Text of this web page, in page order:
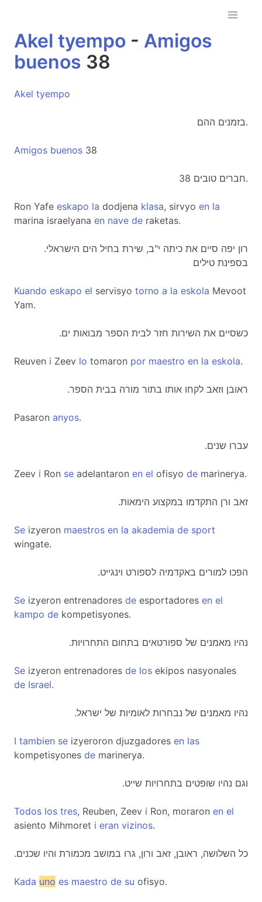
Akel tyempo - Amigos
buenos 38
Akel tyempo
בזמנים ההם.
Amigos buenos 38
חברים טובים 38.
Ron Yafe eskapo la dodjena klasa, sirvyo en la
marina israelyana en nave de raketas.
.רון יפה סיים את כיתה י"ב, שירת בחיל הים הישראלי
בספינת טילים
Kuando eskapo el servisyo torno a la eskola Mevoot
Yam.
.כשסיים את השירות חזר לבית הספר מבואות ים
Reuven i Zeev lo tomaron por maestro en la eskola.
.ראובן וזאב לקחו אותו בתור מורה בבית הספר
Pasaron anyos.
.עברו שנים
Zeev i Ron se adelantaron en el ofisyo de marinerya.
.זאב ורן התקדמו במקצוע הימאות
Se izyeron maestros en la akademia de sport
wingate.
.הפכו למורים באקדמיה לספורט וינגייט
Se izyeron entrenadores de esportadores en el
kampo de kompetisyones.
.נהיו מאמנים של ספורטאים בתחום התחרויות
Se izyeron entrenadores de los ekipos nasyonales
de Israel.
.נהיו מאמנים של נבחרות לאומיות של ישראל
I tambien se izyeroron djuzgadores en las
kompetisyones de marinerya.
.וגם נהיו שופטים בתחרויות שייט
Todos los tres, Reuben, Zeev i Ron, moraron en el
asiento Mihmoret i eran vizinos.
.כל השלושה, ראובן, זאב ורון, גרו במושב מכמורת והיו שכנים
Kada uno es maestro de su ofisyo.